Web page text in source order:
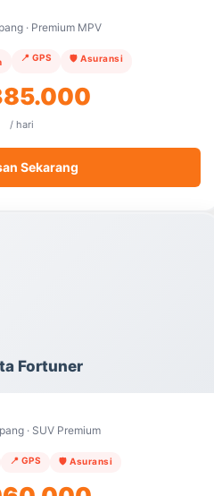
· Premium MPV
📍 GPS 🛡️ Asuransi
/ hari
Sekarang
Fortuner
· SUV Premium
📍 GPS 🛡️ Asuransi